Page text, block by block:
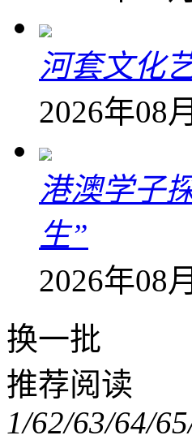
河套文化
2026年08
港澳学子
生”
2026年08
换一批
推荐阅读
1/62/63/64/6